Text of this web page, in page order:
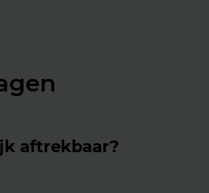
aftrekbaar?